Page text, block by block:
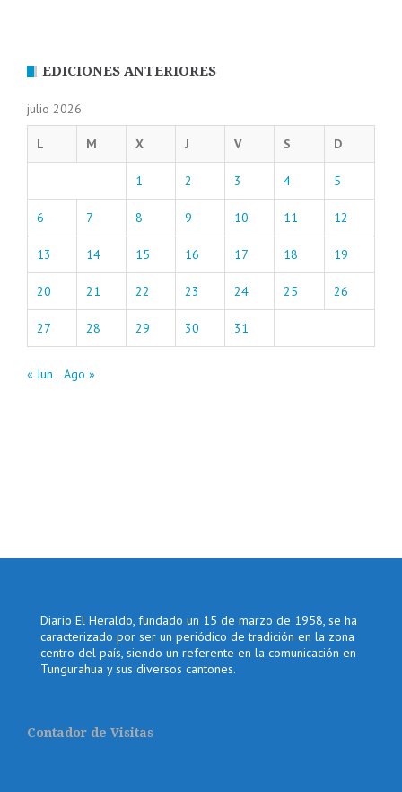
EDICIONES ANTERIORES
julio 2026
L M X J V S D
1 2 3 4 5
6 7 8 9 10 11 12
13 14 15 16 17 18 19
20 21 22 23 24 25 26
27 28 29 30 31
« Jun Ago »
Diario El Heraldo, fundado un 15 de marzo de 1958, se ha
caracterizado por ser un periódico de tradición en la zona
centro del país, siendo un referente en la comunicación en
Tungurahua y sus diversos cantones.
Contador de Visitas